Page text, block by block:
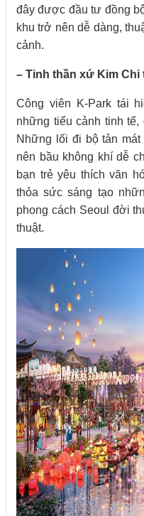
đây được đầu tư đồng
khu trở nên dễ dàng,
cảnh.
– Tinh thần xứ Kim Chi
Công viên K-Park tái
những tiểu cảnh tinh
Những lối đi bộ tản
nên bầu không khí dễ
bạn trẻ yêu thích văn
thỏa sức sáng tạo
phong cách Seoul đời
thuật.